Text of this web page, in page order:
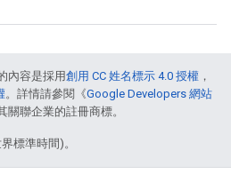
內容是採用創用 CC 姓名標示 4.0 授權 ，
。詳情請參閱《Google Developers 網站
關聯企業的註冊商標。
標準時間)。